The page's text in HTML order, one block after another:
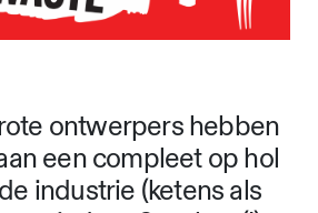
ontwerpers hebben
een compleet op hol
industrie (ketens als